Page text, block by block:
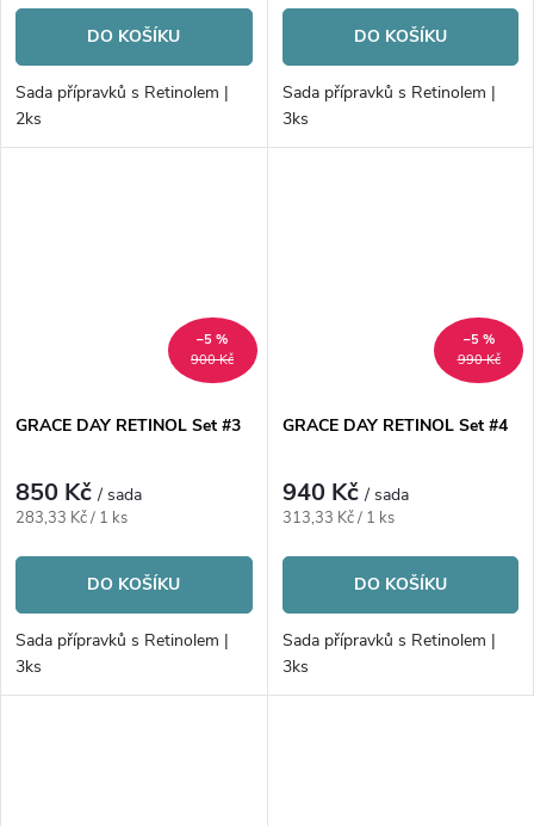
DO KOŠÍKU
Sada přípravků s Retinolem |
2ks
DO KOŠÍKU
Sada přípravků s Retinolem |
3ks
900 Kč
–5 %
GRACE DAY RETINOL Set #3
850 Kč/ sada
Měrná
283,33 Kč / 1 ks
DO KOŠÍKU
Sada přípravků s Retinolem |
3ks
990 Kč
–5 %
GRACE DAY RETINOL Set #4
940 Kč/ sada
Měrná
313,33 Kč / 1 ks
DO KOŠÍKU
Sada přípravků s Retinolem |
3ks